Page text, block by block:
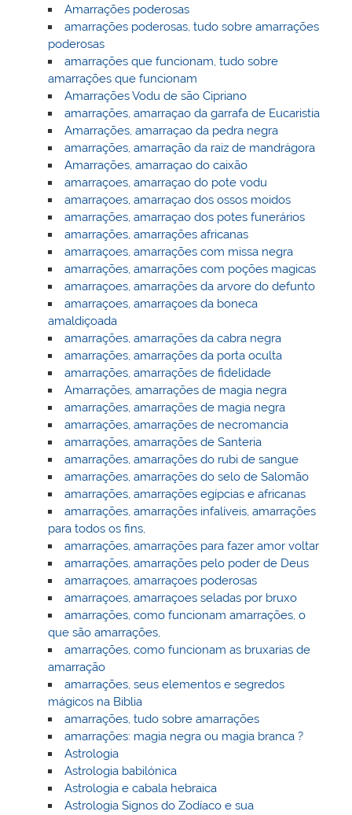
Amarrações poderosas
amarrações poderosas, tudo sobre amarrações
poderosas
amarrações que funcionam, tudo sobre
amarrações que funcionam
Amarrações Vodu de são Cipriano
amarrações, amarraçao da garrafa de Eucaristia
Amarrações, amarraçao da pedra negra
amarrações, amarração da raiz de mandrágora
Amarrações, amarraçao do caixão
amarraçoes, amarraçao do pote vodu
amarraçoes, amarraçao dos ossos moidos
amarrações, amarraçao dos potes funerários
amarrações, amarrações africanas
amarraçoes, amarrações com missa negra
amarrações, amarrações com poções magicas
amarraçoes, amarrações da arvore do defunto
amarraçoes, amarraçoes da boneca
amaldiçoada
amarrações, amarrações da cabra negra
amarrações, amarrações da porta oculta
amarrações, amarrações de fidelidade
Amarrações, amarrações de magia negra
amarrações, amarrações de magia negra
amarrações, amarrações de necromancia
amarrações, amarrações de Santeria
amarrações, amarrações do rubi de sangue
amarrações, amarrações do selo de Salomão
amarrações, amarrações egípcias e africanas
amarrações, amarrações infalíveis, amarrações
para todos os fins,
amarrações, amarrações para fazer amor voltar
amarrações, amarrações pelo poder de Deus
amarraçoes, amarraçoes poderosas
amarraçoes, amarraçoes seladas por bruxo
amarrações, como funcionam amarrações, o
que são amarrações,
amarrações, como funcionam as bruxarias de
amarração
amarrações, seus elementos e segredos
mágicos na Biblia
amarrações, tudo sobre amarrações
amarrações: magia negra ou magia branca ?
Astrologia
Astrologia babilónica
Astrologia e cabala hebraica
Astrologia Signos do Zodíaco e sua